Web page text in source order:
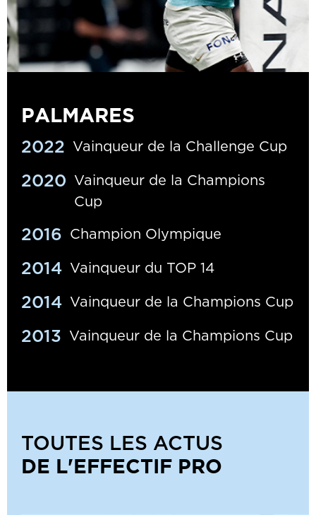
PALMARES
2022 Vainqueur de la Challenge Cup
2020
Vainqueur de la Champions
Cup
2016 Champion Olympique
2014 Vainqueur du TOP 14
2014 Vainqueur de la Champions Cup
2013 Vainqueur de la Champions Cup
TOUTES LES ACTUS
DE L'EFFECTIF PRO